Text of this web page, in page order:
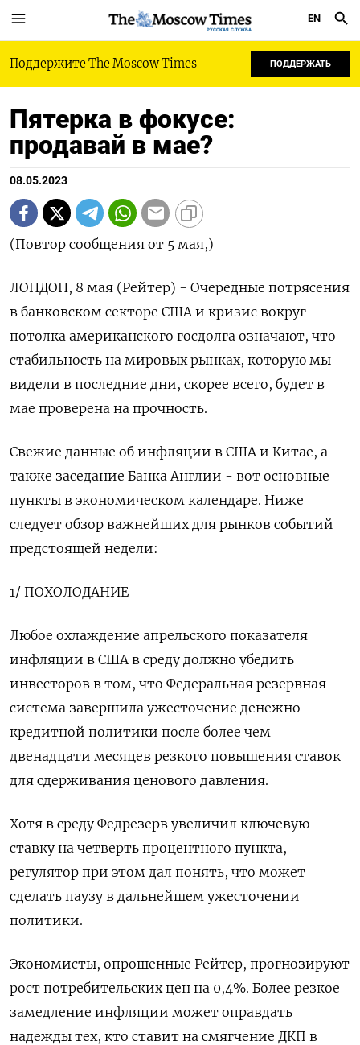
РУССКАЯ СЛУЖБА
EN
Поддержите The Moscow Times ПОДДЕРЖАТЬ
Пятерка в фокусе:
продавай в мае?
08.05.2023
(Повтор сообщения от 5 мая,)
ЛОНДОН, 8 мая (Рейтер) - Очередные потрясения
в банковском секторе США и кризис вокруг
потолка американского госдолга означают, что
стабильность на мировых рынках, которую мы
видели в последние дни, скорее всего, будет в
мае проверена на прочность.
Свежие данные об инфляции в США и Китае, а
также заседание Банка Англии - вот основные
пункты в экономическом календаре. Ниже
следует обзор важнейших для рынков событий
предстоящей недели:
1/ ПОХОЛОДАНИЕ
Любое охлаждение апрельского показателя
инфляции в США в среду должно убедить
инвесторов в том, что Федеральная резервная
система завершила ужесточение денежно-
кредитной политики после более чем
двенадцати месяцев резкого повышения ставок
для сдерживания ценового давления.
Хотя в среду Федрезерв увеличил ключевую
ставку на четверть процентного пункта,
регулятор при этом дал понять, что может
сделать паузу в дальнейшем ужесточении
политики.
Экономисты, опрошенные Рейтер, прогнозируют
рост потребительских цен на 0,4%. Более резкое
замедление инфляции может оправдать
надежды тех, кто ставит на смягчение ДКП в